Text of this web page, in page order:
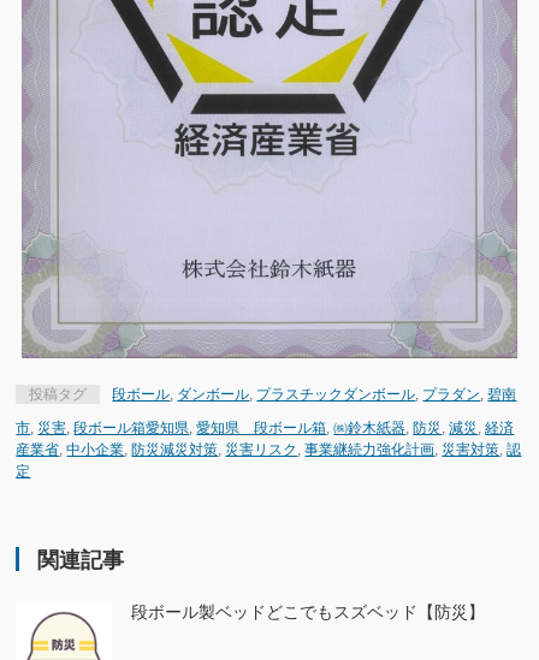
投稿タグ 段ボール ダンボール プラスチックダンボール プラダン ,碧南
市 災害 ,段ボール箱愛知県 ,愛知県 段ボール箱 ,㈱鈴木紙器 ,防災 ,減災 ,経済
産業省 ,中小企業 ,防災減災対策 災害リスク ,事業継続力強化計画 災害対策 ,認
定
関連記事
段ボール製ベッドどこでもスズベッド【防災】